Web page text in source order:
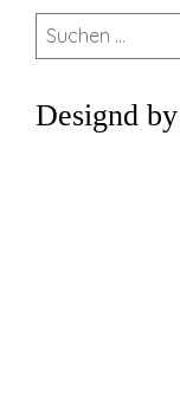
Suchen
nach:
Designd by